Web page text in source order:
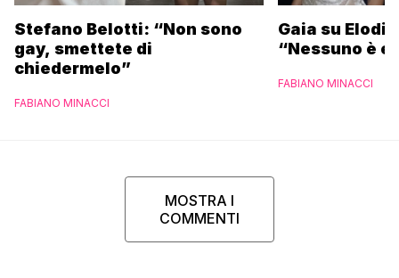
Stefano Belotti: “Non sono
gay, smettete di
chiedermelo”
FABIANO MINACCI
Gaia su
“Nessuno è
FABIANO MINACCI
MOSTRA I
COMMENTI